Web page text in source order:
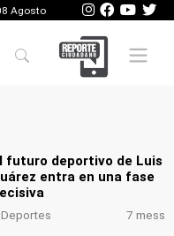
Agosto
Mobile
futuro deportivo de Luis
entra en una fase
Deportes 7 mess